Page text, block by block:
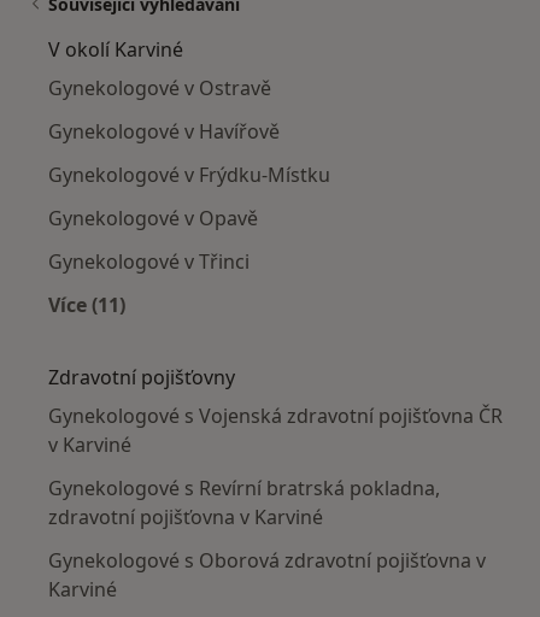
V okolí Karviné
Gynekologové v Ostravě
Gynekologové v Havířově
Gynekologové v Frýdku-Místku
Gynekologové v Opavě
Gynekologové v Třinci
Více (11)
Zdravotní pojišťovny
Gynekologové s Vojenská zdravotní pojišťovna ČR
v Karviné
Gynekologové s Revírní bratrská pokladna,
zdravotní pojišťovna v Karviné
Gynekologové s Oborová zdravotní pojišťovna v
Karviné